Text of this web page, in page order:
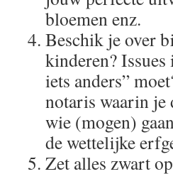
bloemen enz.
Beschik je over
kinderen?
iets anders”
notaris waarin je
wie (mogen)
de wettelijke
Zet alles zwart